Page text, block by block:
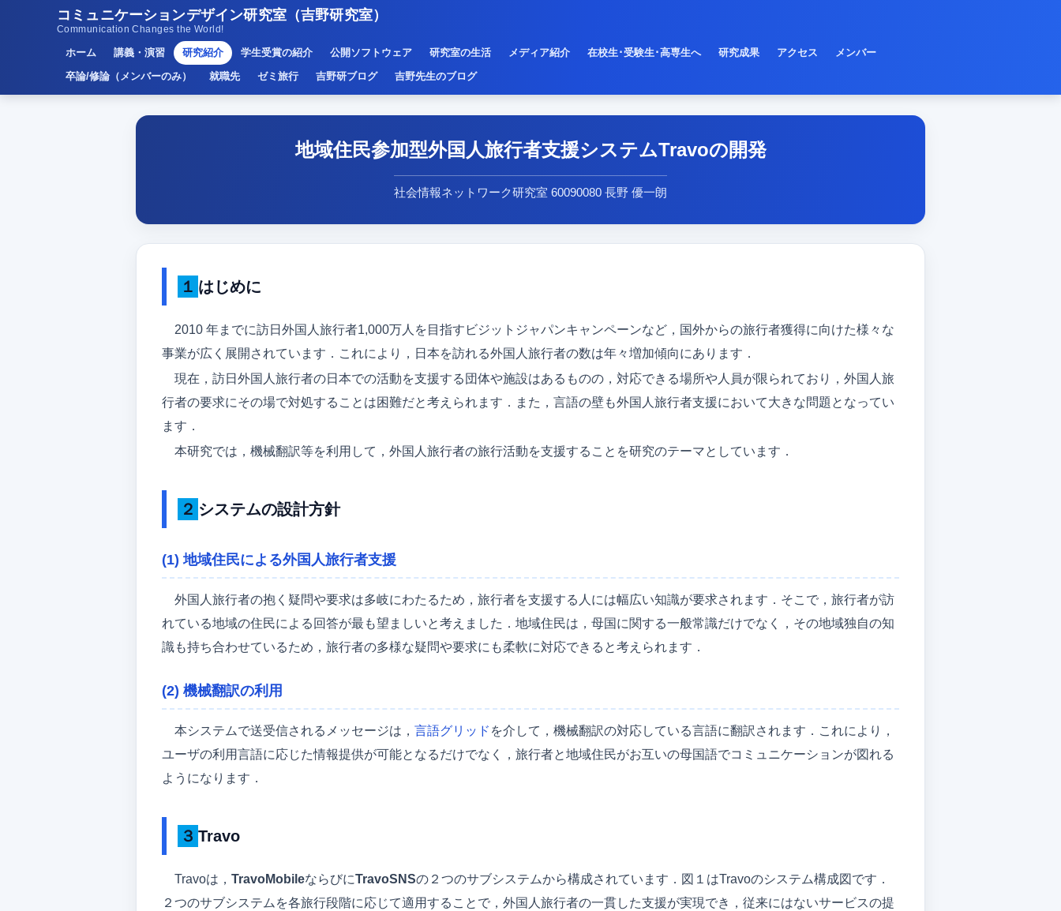
コミュニケーションデザイン研究室（吉野研究室）
Communication Changes the World!
ホーム 講義・演習 研究紹介 学生受賞の紹介 公開ソフトウェア 研究室の生活 メディア紹介 在校生･受験生･高専生へ 研究成果 アクセス
メンバー
卒論/修論（メンバーのみ）
就職先 ゼミ旅行 吉野研ブログ 吉野先生のブログ
地域住民参加型外国人旅行者支援システムTravoの開発
社会情報ネットワーク研究室 60090080 長野 優一朗
１はじめに
2010 年までに訪日外国人旅行者1,000万人を目指すビジットジャパンキャンペーンなど，国外からの旅行者獲得に向けた様々な
事業が広く展開されています．これにより，日本を訪れる外国人旅行者の数は年々増加傾向にあります．
現在，訪日外国人旅行者の日本での活動を支援する団体や施設はあるものの，対応できる場所や人員が限られており，外国人旅
行者の要求にその場で対処することは困難だと考えられます．また，言語の壁も外国人旅行者支援において大きな問題となってい
ます．
本研究では，機械翻訳等を利用して，外国人旅行者の旅行活動を支援することを研究のテーマとしています．
２システムの設計方針
(1) 地域住民による外国人旅行者支援
外国人旅行者の抱く疑問や要求は多岐にわたるため，旅行者を支援する人には幅広い知識が要求されます．そこで，旅行者が訪
れている地域の住民による回答が最も望ましいと考えました．地域住民は，母国に関する一般常識だけでなく，その地域独自の知
識も持ち合わせているため，旅行者の多様な疑問や要求にも柔軟に対応できると考えられます．
(2) 機械翻訳の利用
本システムで送受信されるメッセージは， 言語グリッド を介して，機械翻訳の対応している言語に翻訳されます．これにより，
ユーザの利用言語に応じた情報提供が可能となるだけでなく，旅行者と地域住民がお互いの母国語でコミュニケーションが図れる
ようになります．
３Travo
Travoは， TravoMobileならびにTravoSNSの２つのサブシステムから構成されています．図１はTravoのシステム構成図です．
２つのサブシステムを各旅行段階に応じて適用することで，外国人旅行者の一貫した支援が実現でき，従来にはないサービスの提